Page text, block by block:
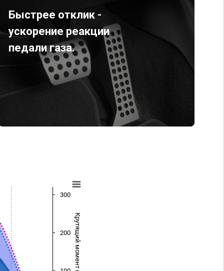
Быстрее отклик -
ускорение реакции
педали газа.
Крутящий момент (Нм)
200
300